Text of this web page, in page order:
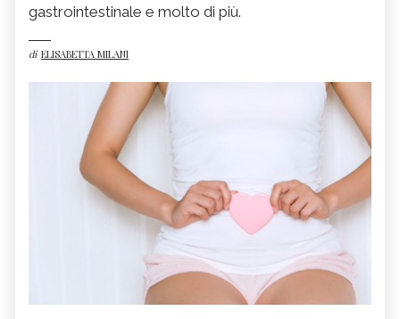
gastrointestinale e molto di più.
di ELISABETTA MILANI